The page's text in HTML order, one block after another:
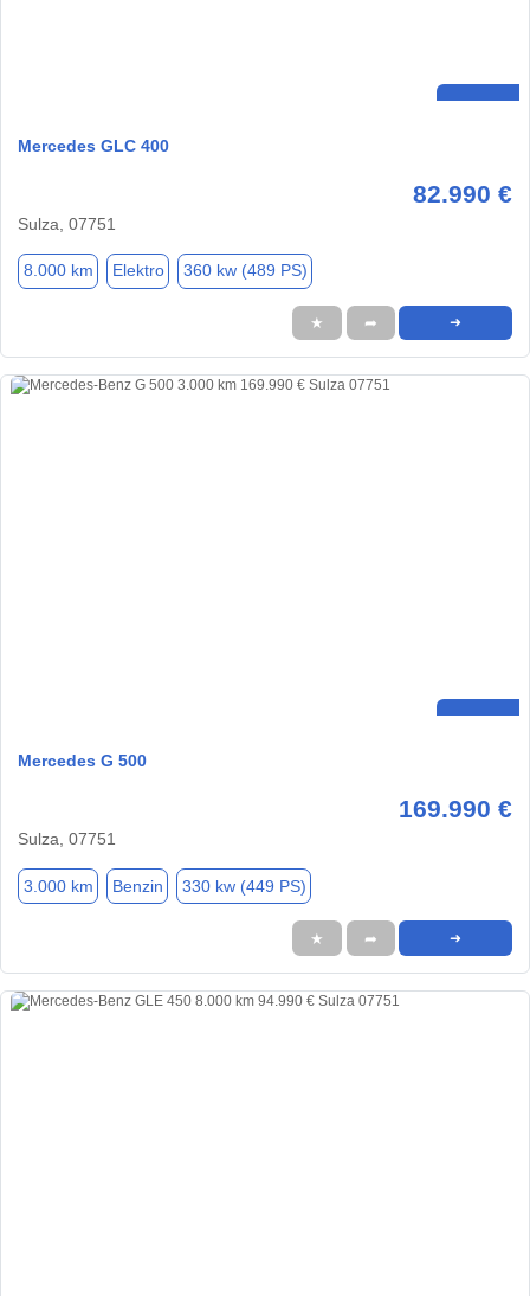
Mercedes GLC 400
82.990 €
Sulza, 07751
8.000 km Elektro 360 kw (489 PS)
★ ➦ ➜
Mercedes G 500
169.990 €
Sulza, 07751
3.000 km Benzin 330 kw (449 PS)
★ ➦ ➜